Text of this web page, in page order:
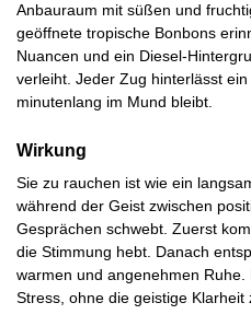
Anbauraum mit süßen und
geöffnete tropische Bonbons
Nuancen und ein Diesel-
verleiht. Jeder Zug hinterlässt
minutenlang im Mund bleibt.
Wirkung
Sie zu rauchen ist wie ein
während der Geist zwischen
Gesprächen schwebt. Zuerst
die Stimmung hebt. Danach
warmen und angenehmen Ruhe.
Stress, ohne die geistige Klarheit